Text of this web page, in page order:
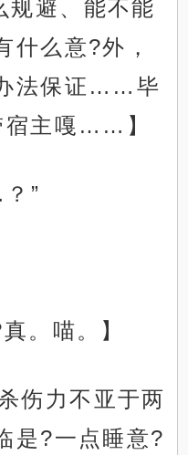
规避、能不能
什么意?外，
法保证……毕
宿主嘎……】
”
。喵。】
伤力不亚于两
是?一点睡意?